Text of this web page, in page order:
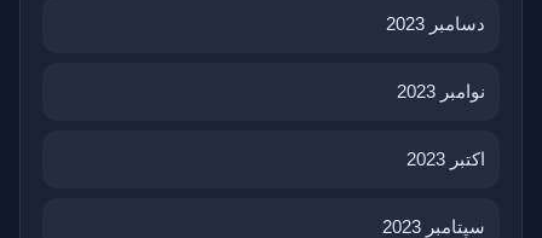
دسامبر 2023
نوامبر 2023
اکتبر 2023
سپتامبر 2023